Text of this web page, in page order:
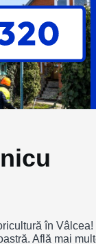
în Vâlcea!
Află mai